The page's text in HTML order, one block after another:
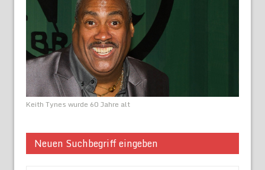
Keith Tynes wurde 60 Jahre alt
Neuen Suchbegriff eingeben